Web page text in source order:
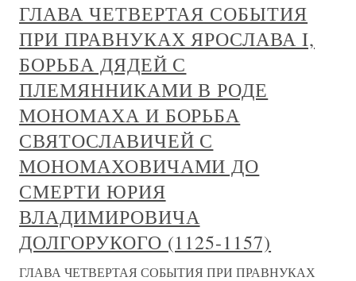
ГЛАВА ЧЕТВЕРТАЯ СОБЫТИЯ
ПРИ ПРАВНУКАХ ЯРОСЛАВА I,
БОРЬБА ДЯДЕЙ С
ПЛЕМЯННИКАМИ В РОДЕ
МОНОМАХА И БОРЬБА
СВЯТОСЛАВИЧЕЙ С
МОНОМАХОВИЧАМИ ДО
СМЕРТИ ЮРИЯ
ВЛАДИМИРОВИЧА
ДОЛГОРУКОГО (1125-1157)
ГЛАВА ЧЕТВЕРТАЯ СОБЫТИЯ ПРИ ПРАВНУКАХ